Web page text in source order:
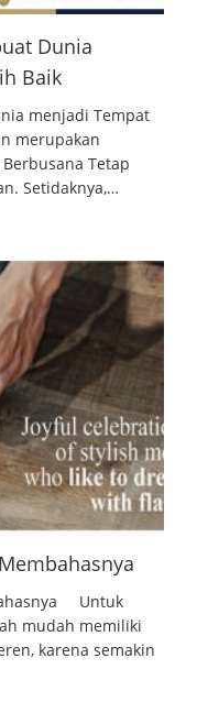
Dunia
Baik
menjadi Tempat
merupakan
Tetap
Setidaknya,…
Untuk
mudah memiliki
karena semakin